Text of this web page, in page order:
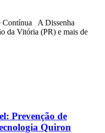
Contínua A Dissenha
da Vitória (PR) e mais de
Prevenção de
Quiron